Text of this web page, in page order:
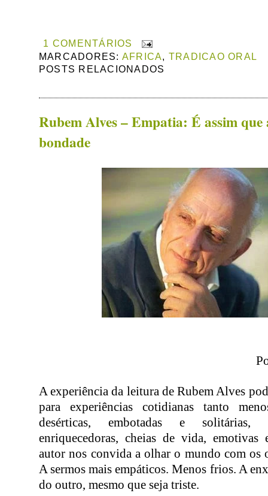
1 COMENTÁRIOS
MARCADORES: AFRICA, TRADICAO ORAL
POSTS RELACIONADOS
Rubem Alves – Empatia: É assim que
bondade
A experiência da leitura de Rubem Alves
para experiências cotidianas tanto
desérticas, embotadas e solitárias,
enriquecedoras, cheias de vida, emotivas
autor nos convida a olhar o mundo com os
A sermos mais empáticos. Menos frios. A
do outro, mesmo que seja triste.